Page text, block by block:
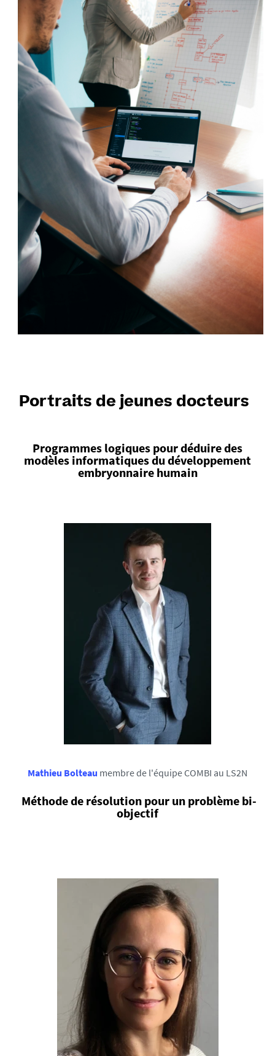
Portraits de jeunes docteurs
Programmes logiques pour déduire des
modèles informatiques du développement
embryonnaire humain
Mathieu Bolteau membre de l'équipe COMBI au LS2N
Méthode de résolution pour un problème bi-
objectif